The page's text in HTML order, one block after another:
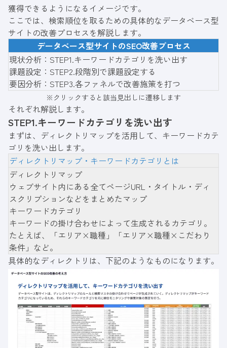
獲得できるようになるイメージです。
ここでは、検索順位を取るための具体的なデータベース型
サイトの改善プロセスを解説します。
データベース型サイトのSEO改善プロセス
現状分析：STEP1.キーワードカテゴリを洗い出す
課題設定：STEP2.段階別で課題設定する
要因分析：STEP3.各ファネルで改善施策を打つ
※クリックすると該当見出しに遷移します
それぞれ解説します。
STEP1.キーワードカテゴリを洗い出す
まずは、ディレクトリマップを活⽤して、キーワードカテ
ゴリを洗い出します。
ディレクトリマップ・キーワードカテゴリとは
ディレクトリマップ
ウェブサイト内にある全てページURL・タイトル・ディ
スクリプションなどをまとめたマップ
キーワードカテゴリ
キーワードの掛け合わせによって生成されるカテゴリ。
たとえば、「エリア×職種」「エリア×職種×こだわり
条件」など。
具体的なディレクトリは、下記のようなものになります。